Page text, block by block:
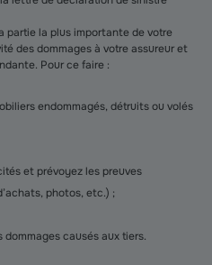
partie la plus importante de votre
des dommages à votre assureur et
Pour ce faire :
endommagés, détruits ou volés
et prévoyez les preuves
photos, etc.) ;
causés aux tiers.